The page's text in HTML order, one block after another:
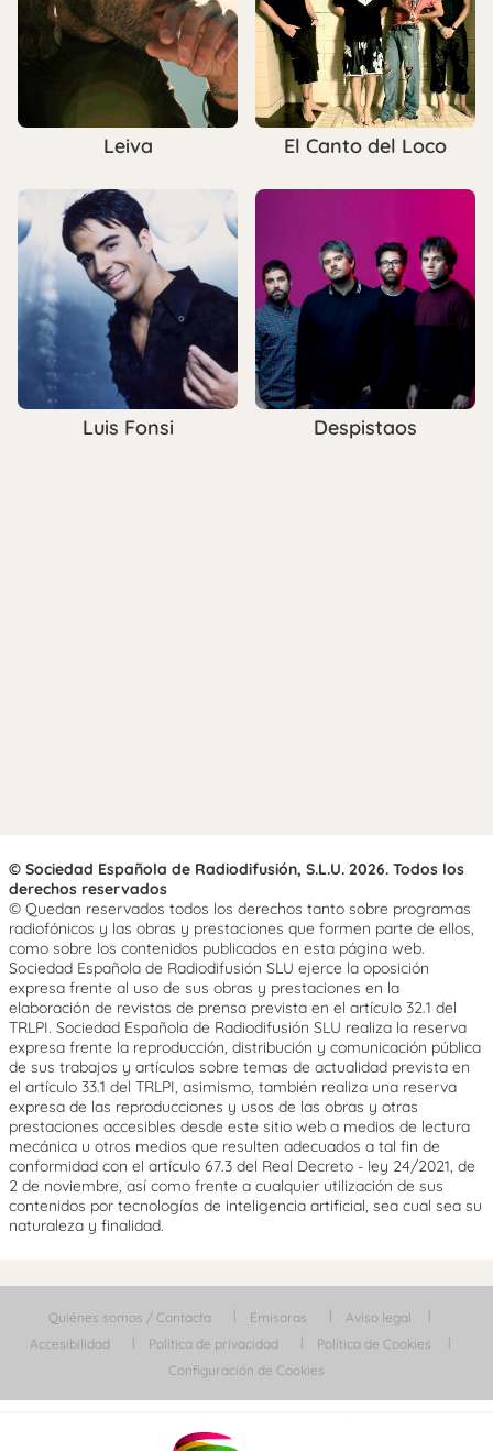
Leiva El Canto del Loco
Luis Fonsi Despistaos
© Sociedad Española de Radiodifusión, S.L.U. 2026. Todos los
derechos reservados
© Quedan reservados todos los derechos tanto sobre programas
radiofónicos y las obras y prestaciones que formen parte de ellos,
como sobre los contenidos publicados en esta página web.
Sociedad Española de Radiodifusión SLU ejerce la oposición
expresa frente al uso de sus obras y prestaciones en la
elaboración de revistas de prensa prevista en el artículo 32.1 del
TRLPI. Sociedad Española de Radiodifusión SLU realiza la reserva
expresa frente la reproducción, distribución y comunicación pública
de sus trabajos y artículos sobre temas de actualidad prevista en
el artículo 33.1 del TRLPI, asimismo, también realiza una reserva
expresa de las reproducciones y usos de las obras y otras
prestaciones accesibles desde este sitio web a medios de lectura
mecánica u otros medios que resulten adecuados a tal fin de
conformidad con el artículo 67.3 del Real Decreto - ley 24/2021, de
2 de noviembre, así como frente a cualquier utilización de sus
contenidos por tecnologías de inteligencia artificial, sea cual sea su
naturaleza y finalidad.
Quiénes somos / Contacta Emisoras
Aviso legal
Accesibilidad
Política de privacidad
Política de Cookies
Configuración de Cookies